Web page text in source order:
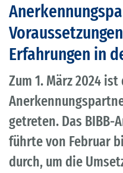
Erfahrungen in
Zum 1. März 2024
getreten. Das
führte von Februar
durch, um die